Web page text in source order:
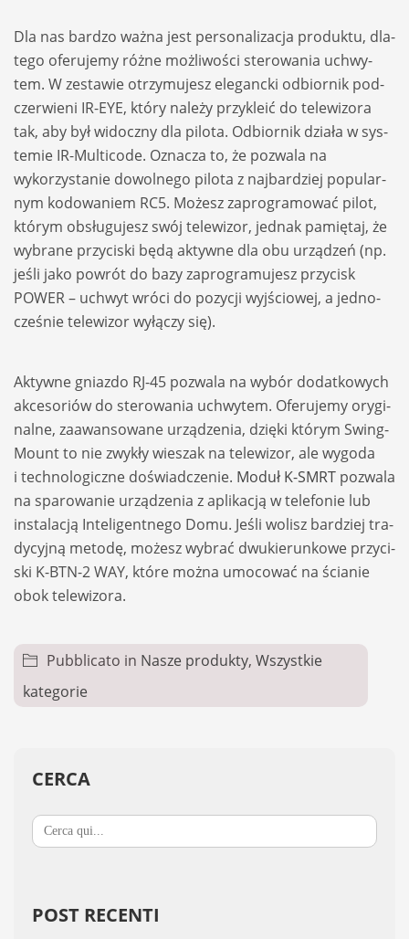
Dla nas bar­dzo ważna jest per­so­na­li­za­cja pro­duktu, dla­
tego ofe­ru­jemy różne moż­li­wo­ści ste­ro­wa­nia uchwy­
tem. W zesta­wie otrzy­mu­jesz ele­gancki odbior­nik pod­
czer­wieni IR-EYE, który należy przy­kleić do tele­wi­zora
tak, aby był widoczny dla pilota. Odbior­nik działa w sys­
temie IR-Mul­ti­code. Ozna­cza to, że pozwala na
wykorzysta­nie dowol­nego pilota z naj­bar­dziej popu­lar­
nym kodo­wa­niem RC5. Możesz zapro­gra­mo­wać pilot,
któ­rym obsłu­gu­jesz swój tele­wi­zor, jed­nak pamię­taj, że
wybrane przy­ci­ski będą aktywne dla obu urzą­dzeń (np.
jeśli jako powrót do bazy zapro­gra­mu­jesz przy­cisk
POWER – uchwyt wróci do pozy­cji wyj­ścio­wej, a jed­no­
cze­śnie tele­wi­zor wyłą­czy się).
Aktywne gniazdo RJ-45 pozwala na wybór dodat­ko­wych
akce­so­riów do ste­ro­wa­nia uchwy­tem. Ofe­ru­jemy ory­gi­
nalne, zaawan­so­wane urzą­dze­nia, dzięki któ­rym Swing-
Mount to nie zwy­kły wie­szak na tele­wi­zor, ale wygoda
i tech­no­lo­giczne doświad­cze­nie. Moduł K-SMRT pozwala
na spa­ro­wa­nie urzą­dze­nia z apli­ka­cją w tele­fo­nie lub
insta­la­cją Inte­li­gent­nego Domu. Jeśli wolisz bar­dziej tra­
dy­cyjną metodę, możesz wybrać dwu­kie­run­kowe przy­ci­
ski K-BTN-2 WAY, które można umo­co­wać na ścia­nie
obok tele­wi­zora.
Pubblicato in Nasze produkty, Wszystkie
kategorie
CERCA
Search
for:
POST RECENTI